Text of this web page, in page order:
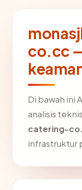
co.cc
Di bawah ini
analisis
catering-
infrastruktur